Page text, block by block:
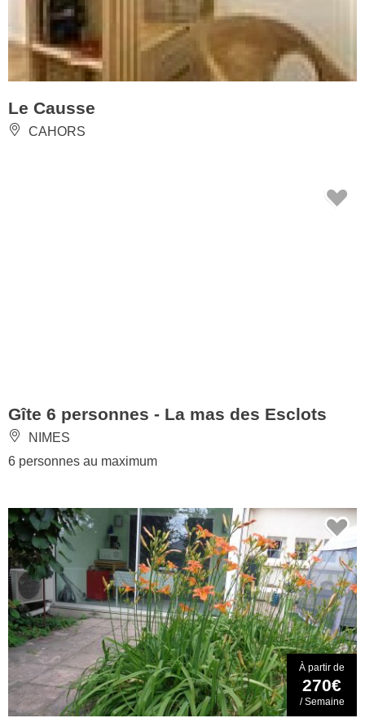
Le Causse
CAHORS
Gîte 6 personnes - La mas des Esclots
NIMES
6 personnes au maximum
À partir de
270€
/ Semaine